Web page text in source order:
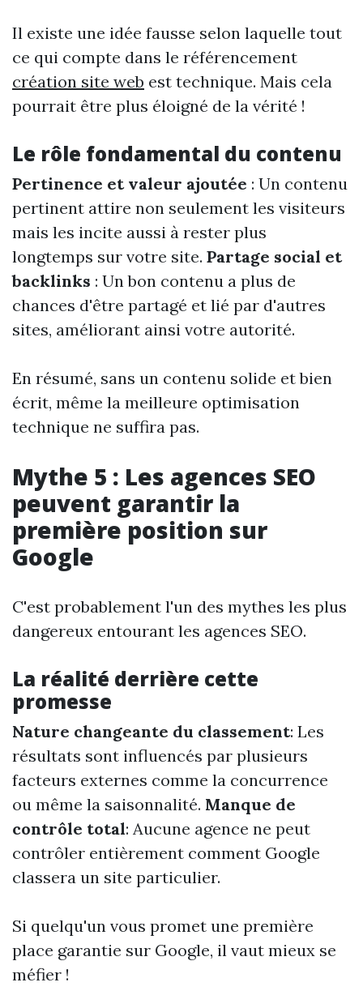
Il existe une idée fausse selon laquelle tout
ce qui compte dans le référencement
création site web est technique. Mais cela
pourrait être plus éloigné de la vérité !
Le rôle fondamental du contenu
Pertinence et valeur ajoutée : Un contenu
pertinent attire non seulement les visiteurs
mais les incite aussi à rester plus
longtemps sur votre site. Partage social et
backlinks : Un bon contenu a plus de
chances d'être partagé et lié par d'autres
sites, améliorant ainsi votre autorité.
En résumé, sans un contenu solide et bien
écrit, même la meilleure optimisation
technique ne suffira pas.
Mythe 5 : Les agences SEO
peuvent garantir la
première position sur
Google
C'est probablement l'un des mythes les plus
dangereux entourant les agences SEO.
La réalité derrière cette
promesse
Nature changeante du classement: Les
résultats sont influencés par plusieurs
facteurs externes comme la concurrence
ou même la saisonnalité. Manque de
contrôle total: Aucune agence ne peut
contrôler entièrement comment Google
classera un site particulier.
Si quelqu'un vous promet une première
place garantie sur Google, il vaut mieux se
méfier !